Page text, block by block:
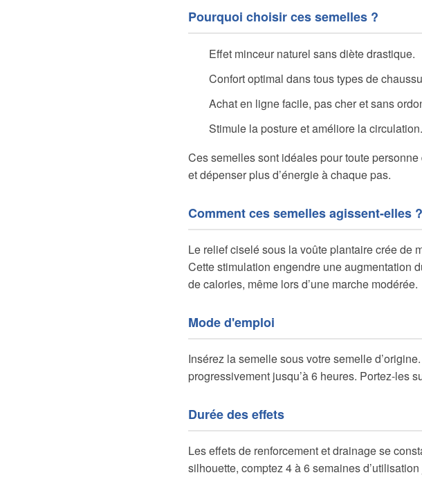
Pourquoi choisir ces semelles ?
Effet minceur naturel sans diète drastique.
Confort optimal dans tous types de
Achat en ligne facile, pas cher et sans
Stimule la posture et améliore la circulation.
Ces semelles sont idéales pour toute
et dépenser plus d’énergie à chaque pas.
Comment ces semelles agissent-elles ?
Le relief ciselé sous la voûte plantaire crée de
Cette stimulation engendre une augmentation
de calories, même lors d’une marche modérée.
Mode d'emploi
Insérez la semelle sous votre semelle
progressivement jusqu’à 6 heures. Portez-les
Durée des effets
Les effets de renforcement et drainage se
silhouette, comptez 4 à 6 semaines